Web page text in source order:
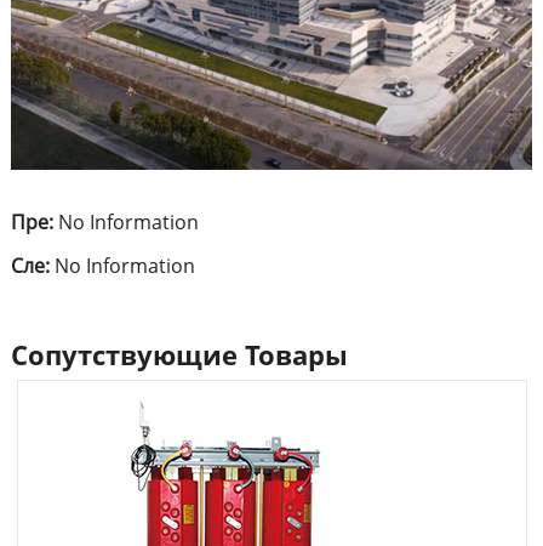
Пре: No Information
Сле: No Information
Сопутствующие Товары